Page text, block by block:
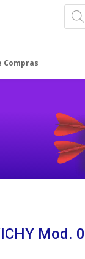
search
Compras
Mod.